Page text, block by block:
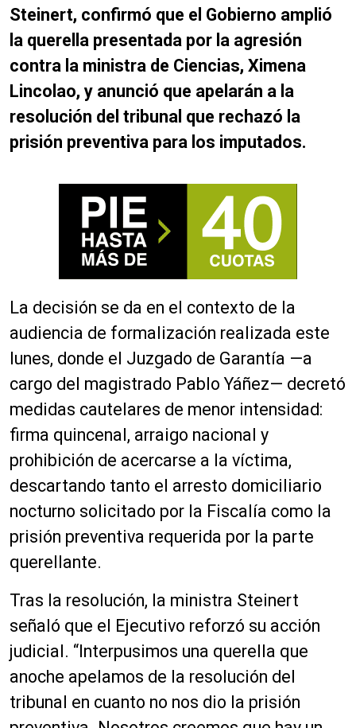
Steinert, confirmó que el Gobierno amplió
la querella presentada por la agresión
contra la ministra de Ciencias, Ximena
Lincolao, y anunció que apelarán a la
resolución del tribunal que rechazó la
prisión preventiva para los imputados.
La decisión se da en el contexto de la
audiencia de formalización realizada este
lunes, donde el Juzgado de Garantía —a
cargo del magistrado Pablo Yáñez— decretó
medidas cautelares de menor intensidad:
firma quincenal, arraigo nacional y
prohibición de acercarse a la víctima,
descartando tanto el arresto domiciliario
nocturno solicitado por la Fiscalía como la
prisión preventiva requerida por la parte
querellante.
Tras la resolución, la ministra Steinert
señaló que el Ejecutivo reforzó su acción
judicial. “Interpusimos una querella que
anoche apelamos de la resolución del
tribunal en cuanto no nos dio la prisión